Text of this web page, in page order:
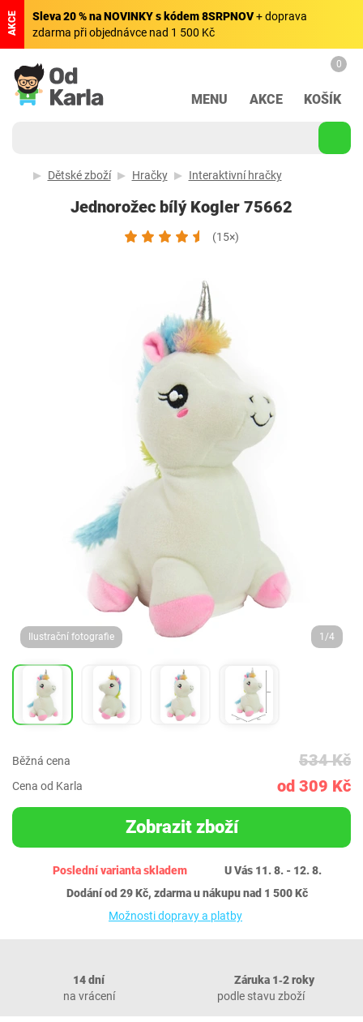
AKCE Sleva 20 % na NOVINKY s kódem 8SRPNOV+ doprava
zdarma při objednávce nad 1 500 Kč
MENU AKCE
0
KOŠÍK
Dětské zboží Hračky Interaktivní hračky
Jednorožec bílý Kogler 75662
(15×)
Ilustrační fotografie 1/4
Běžná cena 534 Kč
Cena od Karla od 309 Kč
Zobrazit zboží
Poslední varianta skladem
U Vás 11. 8. - 12. 8.
Dodání od 29 Kč, zdarma u nákupu nad 1 500 Kč
Možnosti dopravy a platby
14 dní
na vrácení
Záruka 1‐2 roky
podle stavu zboží